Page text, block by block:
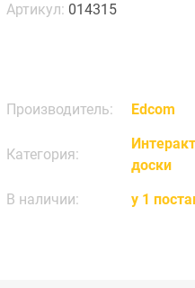
Артикул: 014315
Производитель: Edcom
Категория:
доски
В наличии:
у 1